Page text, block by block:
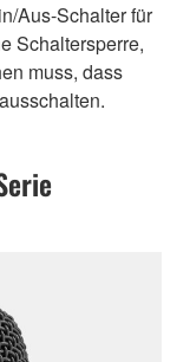
Aus-Schalter für
Schaltersperre,
muss, dass